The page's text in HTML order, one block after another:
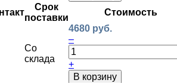
Срок
поставки
Стоимость
Со
склада
4680 руб.
–
+
В корзину